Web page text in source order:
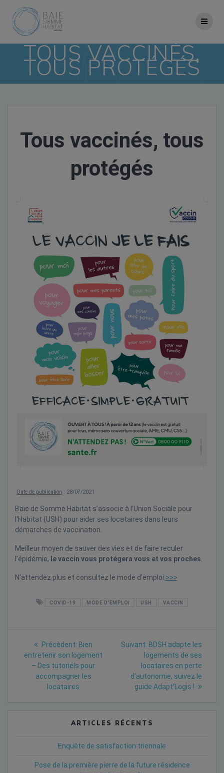
TOUS VACCINÉS,
TOUS PROTÉGÉS
Tous vaccinés, tous
protégés
Date de publication : 28/07/2021
Baie de Somme Habitat s’associe à l’Union Sociale pour
l’Habitat (USH) pour aider ses locataires dans leurs
démarches de vaccination.
Meilleur moyen de sauver des vies et de faire reculer
l’épidémie, le vaccin vous protégera vous et vos proches
N’attendez plus et consultez le mode d’emploi >>>
COVID-19 MODE D'EMPLOI USH VACCIN
Navigation
l’article
Précèdent: Previous
post:
Bien
entretenir son logement
– Des tutoriels pour
accompagner les
locataires
Suivant: Next
post:
BDSH adapte les
logements de ses
locataires en perte
d’autonomie, suivez le
guide Adapt’Logis !
ARTICLES RÉCENTS
Enquête de satisfaction triennale
Pose de la première pierre de la future résidence